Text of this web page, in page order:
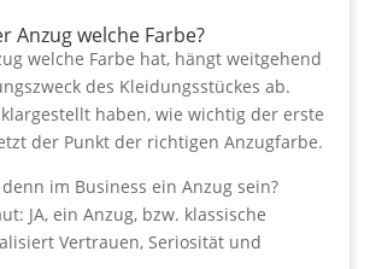
Anzug welche Farbe?
welche Farbe hat, hängt weitgehend
des Kleidungsstückes ab.
haben, wie wichtig der erste
der Punkt der richtigen Anzugfarbe.
im Business ein Anzug sein?
JA, ein Anzug, bzw. klassische
Vertrauen, Seriosität und